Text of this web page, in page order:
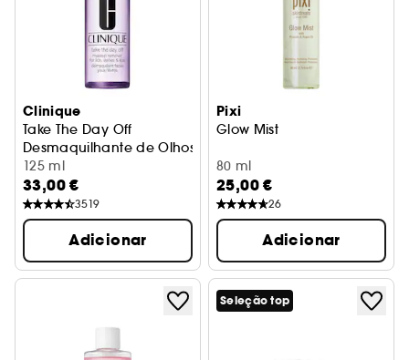
Clinique
Take The Day Off
Desmaquilhante de Olhos e Lábios
125 ml
33,00 €
3519
Adicionar
Pixi
Glow Mist
80 ml
25,00 €
26
Adicionar
Seleção top